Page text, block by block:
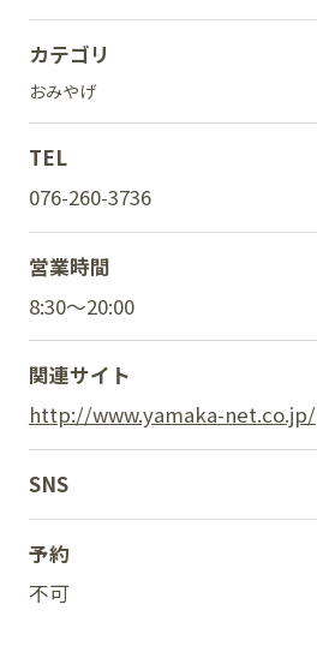
SNS
カテゴリ
おみやげ
TEL
076-260-3736
営業時間
8:30～20:00
関連サイト
http://www.yamaka-net.co.jp/
SNS
予約
不可